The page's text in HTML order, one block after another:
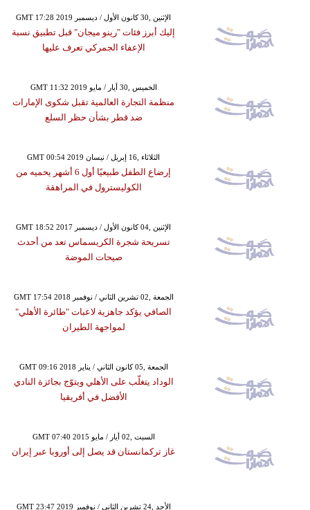
GMT 17:28 2019 الإثنين ,30 كانون الأول / ديسمبر
إليك أبرز فئات "رينو ميجان" قبل تطبيق نسبة
الإعفاء الجمركي تعرف عليها
GMT 11:32 2019 الخميس ,30 أيار / مايو
منظمة التجارة العالمية تقبل شكوى الإمارات
ضد قطر بشأن حظر السلع
GMT 00:54 2019 الثلاثاء ,16 إبريل / نيسان
إرضاع الطفل طبيعيًا أول 6 أشهر يحميه من
الكوليسترول في المراهقة
GMT 18:52 2017 الإثنين ,04 كانون الأول / ديسمبر
تسريحة شجرة الكريسماس تعد من أحدث
صيحات الموضة
GMT 17:54 2018 الجمعة ,02 تشرين الثاني / نوفمبر
الصافي يؤكد جاهزية لاعبات "طائرة الأهلي"
لمواجهة الطيران
GMT 09:16 2018 الجمعة ,05 كانون الثاني / يناير
الوداد يتغلّب على الأهلي ويتوّج بجائزة النادي
الأفضل في أفريقيا
GMT 07:40 2015 السبت ,02 أيار / مايو
غاز تركمانستان قد يصل إلى أوروبا عبر إيران
GMT 23:47 2019 الأحد ,24 تشرين الثاني / نوفمبر